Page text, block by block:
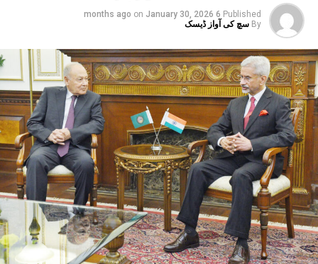
Published
6 months ago
on January 30, 2026
By سچ کی آواز ڈیسک